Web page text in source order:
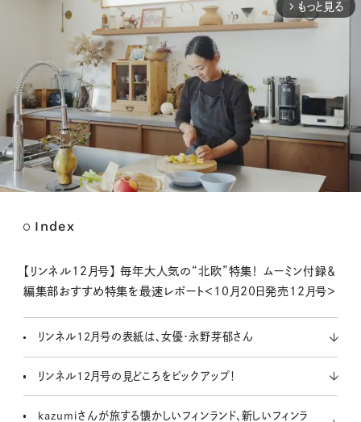
arrow_forward_ios もっと見る
t
e
Index
【リンネル12月号】 毎年大人気の“北欧”特集！ ムーミン付録＆
編集部おすすめ特集を最速レポート＜10月20日発売12月号＞
リンネル12月号の表紙は、女優・永野芽郁さん
リンネル12月号の見どころをピックアップ！
kazumiさんが旅する懐かしいフィンランド、新しいフィンラ